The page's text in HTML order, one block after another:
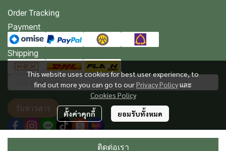
ติดต่อเรา
This website uses cookies for best user experience, to
find out more you can go to ourPrivacy Policyและ
Cookies Policy
ตั้งค่าคุกกี้ ยอมรับทั้งหมด
Order Tracking
Payment
Shipping
รับข่าวสาร